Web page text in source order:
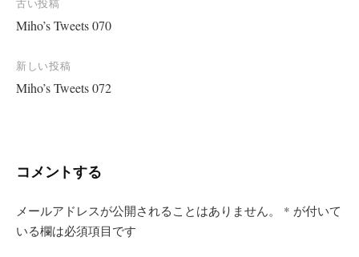
投
稿
ナ
ビ
ョ
Miho’s Tweets 070
新しい投稿
Miho’s Tweets 072
コメントする
メールアドレスが公開されることはありません。 * が付いて
いる欄は必須項目です